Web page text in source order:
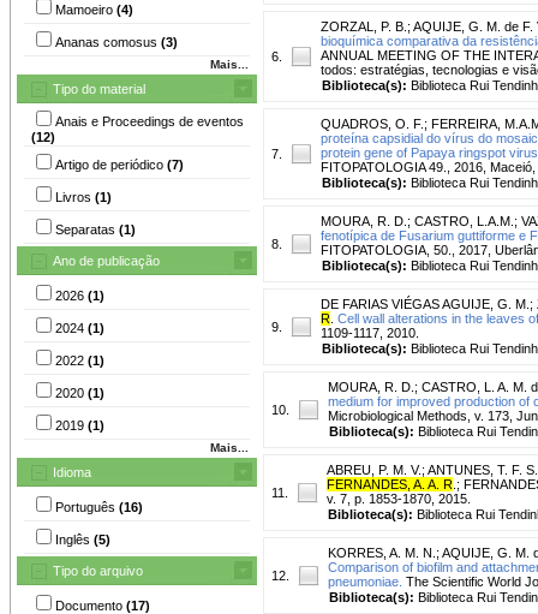
Mamoeiro (4)
Ananas comosus (3)
Mais...
Tipo do material
Anais e Proceedings de eventos
(12)
Artigo de periódico (7)
Livros (1)
Separatas (1)
Ano de publicação
2026 (1)
2024 (1)
2022 (1)
2020 (1)
2019 (1)
Mais...
Idioma
Português (16)
Inglês (5)
Tipo do arquivo
Documento (17)
6.
ZORZAL, P. B. ; AQUIJE, G. M. de F.
bioquímica comparativa da
ANNUAL MEETING OF THE
todos: estratégias, tecnologias e
Biblioteca(s): Biblioteca Rui
7.
QUADROS, O. F. ; FERREIRA,
proteína capsidial do vírus do
protein gene of Papaya ringspot
FITOPATOLOGIA 49., 2016,
Biblioteca(s): Biblioteca Rui
8.
MOURA, R. D. ; CASTRO, L.A.M. ;
fenotípica de Fusarium guttiforme e
FITOPATOLOGIA, 50., 2017,
Biblioteca(s): Biblioteca Rui
9.
DE FARIAS VIÉGAS AGUIJE, G. M. ;
R Cell wall alterations in the leaves
1109-1117, 2010.
Biblioteca(s): Biblioteca Rui
10.
MOURA, R. D. ; CASTRO, L. A. M.
medium for improved production of
Microbiological Methods, v. 173,
Biblioteca(s): Biblioteca Rui
11.
ABREU, P. M. V.; ANTUNES, T. F. S.
FERNANDES, A. A. R ;
v. 7, p. 1853-1870, 2015.
Biblioteca(s): Biblioteca Rui
12.
KORRES, A. M. N. ; AQUIJE, G. M.
Comparison of biofilm and
pneumoniae. The Scientific World
Biblioteca(s): Biblioteca Rui